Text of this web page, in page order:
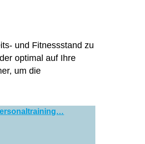
und Fitnessstand zu
optimal auf Ihre
um die